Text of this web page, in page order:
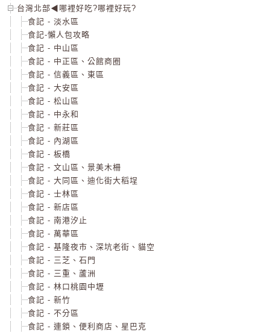
台灣北部◀哪裡好吃?哪裡好玩?
食記 - 淡水區
食記-懶人包攻略
食記 - 中山區
食記 - 中正區、公館商圈
食記 - 信義區、東區
食記 - 大安區
食記 - 松山區
食記 - 中永和
食記 - 新莊區
食記 - 內湖區
食記 - 板橋
食記 - 文山區、景美木柵
食記 - 大同區、迪化街大稻埕
食記 - 士林區
食記 - 新店區
食記 - 南港汐止
食記 - 萬華區
食記 - 基隆夜市、深坑老街、貓空
食記 - 三芝、石門
食記 - 三重、蘆洲
食記 - 林口桃園中壢
食記 - 新竹
食記 - 不分區
食記 - 連鎖、便利商店、星巴克